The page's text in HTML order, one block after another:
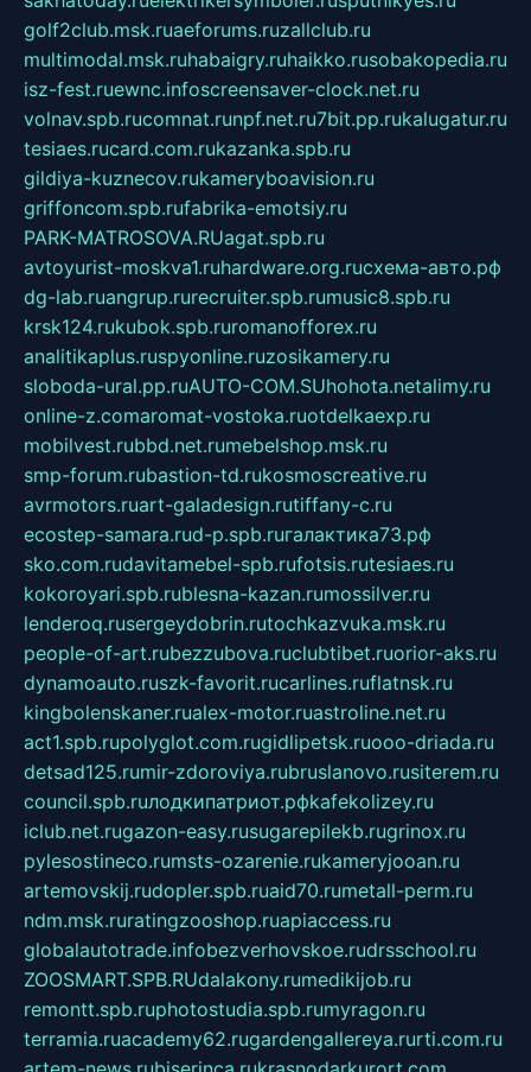
golf2club.msk.ruaeforums.ruzallclub.ru
multimodal.msk.ruhabaigry.ruhaikko.rusobakopedia.ru
isz-fest.ruewnc.infoscreensaver-clock.net.ru
volnav.spb.rucomnat.runpf.net.ru7bit.pp.rukalugatur.ru
tesiaes.rucard.com.rukazanka.spb.ru
gildiya-kuznecov.rukameryboavision.ru
griffoncom.spb.rufabrika-emotsiy.ru
PARK-MATROSOVA.RUagat.spb.ru
avtoyurist-moskva1.ruhardware.org.ruсхема-авто.рф
dg-lab.ruangrup.rurecruiter.spb.rumusic8.spb.ru
krsk124.rukubok.spb.ruromanofforex.ru
analitikaplus.ruspyonline.ruzosikamery.ru
sloboda-ural.pp.ruAUTO-COM.SUhohota.netalimy.ru
online-z.comaromat-vostoka.ruotdelkaexp.ru
mobilvest.rubbd.net.rumebelshop.msk.ru
smp-forum.rubastion-td.rukosmoscreative.ru
avrmotors.ruart-galadesign.rutiffany-c.ru
ecostep-samara.rud-p.spb.ruгалактика73.рф
sko.com.rudavitamebel-spb.rufotsis.rutesiaes.ru
kokoroyari.spb.rublesna-kazan.rumossilver.ru
lenderoq.rusergeydobrin.rutochkazvuka.msk.ru
people-of-art.rubezzubova.ruclubtibet.ruorior-aks.ru
dynamoauto.ruszk-favorit.rucarlines.ruflatnsk.ru
kingbolenskaner.rualex-motor.ruastroline.net.ru
act1.spb.rupolyglot.com.rugidlipetsk.ruooo-driada.ru
detsad125.rumir-zdoroviya.rubruslanovo.rusiterem.ru
council.spb.ruлодкипатриот.рфkafekolizey.ru
iclub.net.rugazon-easy.rusugarepilekb.rugrinox.ru
pylesostineco.rumsts-ozarenie.rukameryjooan.ru
artemovskij.rudopler.spb.ruaid70.rumetall-perm.ru
ndm.msk.ruratingzooshop.ruapiaccess.ru
globalautotrade.infobezverhovskoe.rudrsschool.ru
ZOOSMART.SPB.RUdalakony.rumedikijob.ru
remontt.spb.ruphotostudia.spb.rumyragon.ru
terramia.ruacademy62.rugardengallereya.rurti.com.ru